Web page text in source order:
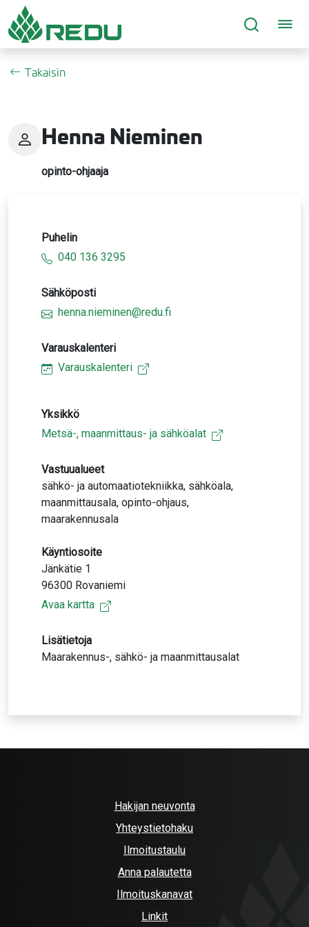
Siirry sivusisältöön
Takaisin
Henna Nieminen
opinto-ohjaaja
Puhelin
040 136 3295
Sähköposti
henna.nieminen@redu.fi
Varauskalenteri
Varauskalenteri
Yksikkö
Metsä-, maanmittaus- ja sähköalat
Vastuualueet
sähkö- ja automaatiotekniikka, sähköala,
maanmittausala, opinto-ohjaus,
maarakennusala
Käyntiosoite
Jänkätie 1
96300 Rovaniemi
Avaa kartta
Lisätietoja
Maarakennus-, sähkö- ja maanmittausalat
Hakijan neuvonta
Yhteystietohaku
Ilmoitustaulu
Anna palautetta
Ilmoituskanavat
Linkit